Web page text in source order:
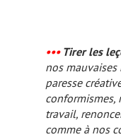
•••Tirer les
nos
paresse
conformismes,
travail,
comme à nos